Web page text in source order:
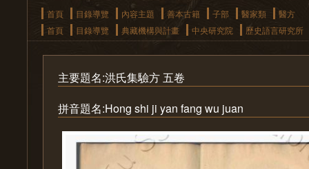
首頁 目錄導覽 內容主題 善本古籍 子部 醫家類
醫方
首頁
目錄導覽 典藏機構與計畫 中央研究院 歷史語言研究所
主要題名:洪氏集驗方 五卷
拼音題名:Hong shi ji yan fang wu juan